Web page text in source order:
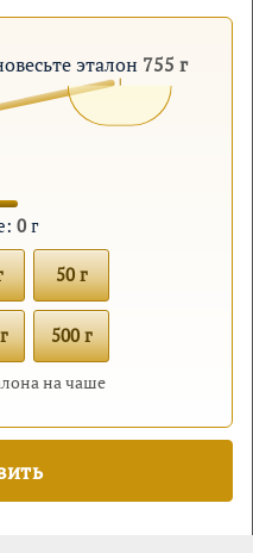
эталон 755 г
0 г
50 г
500 г
на чаше